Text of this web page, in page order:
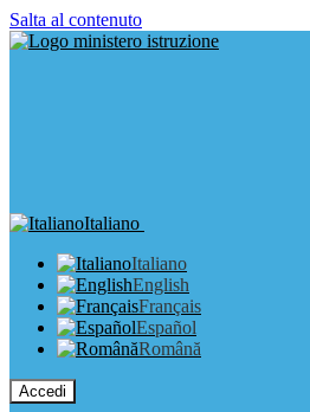
Salta al contenuto
Italiano
Italiano
English
Français
Español
Română
Accedi